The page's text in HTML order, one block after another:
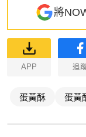
將
APP 追
蛋黃酥 蛋黃